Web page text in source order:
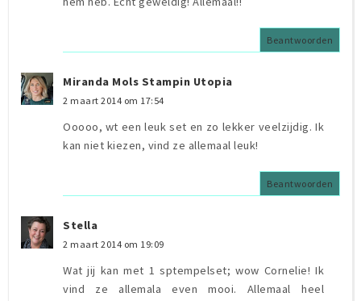
Beantwoorden
Miranda Mols Stampin Utopia
2 maart 2014 om 17:54
Ooooo, wt een leuk set en zo lekker veelzijdig. Ik
kan niet kiezen, vind ze allemaal leuk!
Beantwoorden
Stella
2 maart 2014 om 19:09
Wat jij kan met 1 sptempelset; wow Cornelie! Ik
vind ze allemala even mooi. Allemaal heel